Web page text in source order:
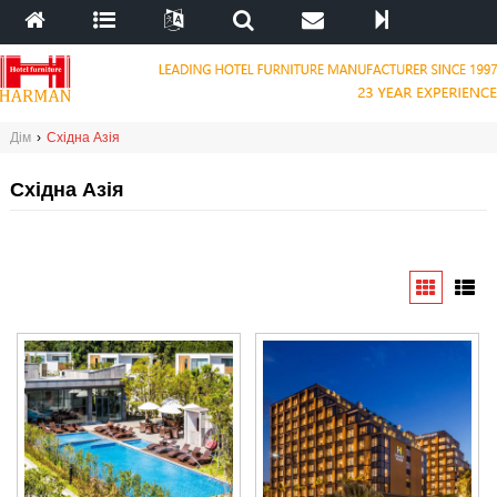
Дім › Східна Азія
Східна Азія